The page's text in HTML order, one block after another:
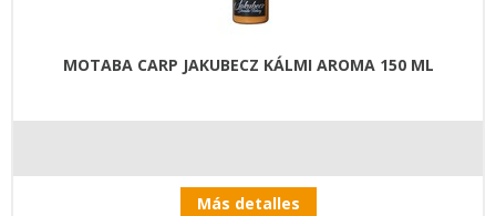
MOTABA CARP JAKUBECZ KÁLMI AROMA 150 ML
Más detalles